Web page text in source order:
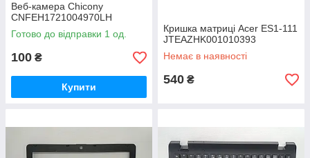
Веб-камера Chicony
СNFEH1721004970LH
Готово до відправки 1 од.
100 ₴
Купити
Кришка матриці Acer ES1-111
JTEAZHK001010393
Немає в наявності
540 ₴